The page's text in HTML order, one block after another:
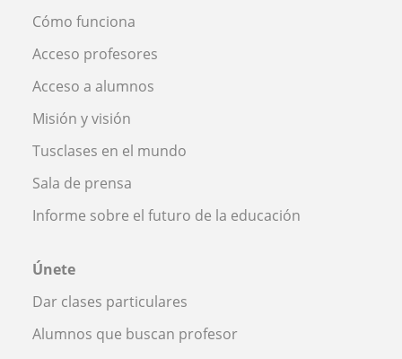
Cómo funciona
Acceso profesores
Acceso a alumnos
Misión y visión
Tusclases en el mundo
Sala de prensa
Informe sobre el futuro de la educación
Únete
Dar clases particulares
Alumnos que buscan profesor